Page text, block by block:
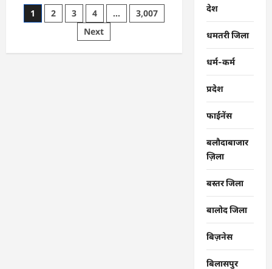
राजनांदगांव
:
मेडिकल
कॉलेज
हॉस्पिटल
Posts
1 2 3 4 …
3,007
Next
देश
धमतरी जिला
धर्म-कर्म
प्रदेश
फाईनेंस
बलौदाबाजार
ज़िला
बस्तर जिला
बालोद जिला
बिज़नेस
बिलासपुर